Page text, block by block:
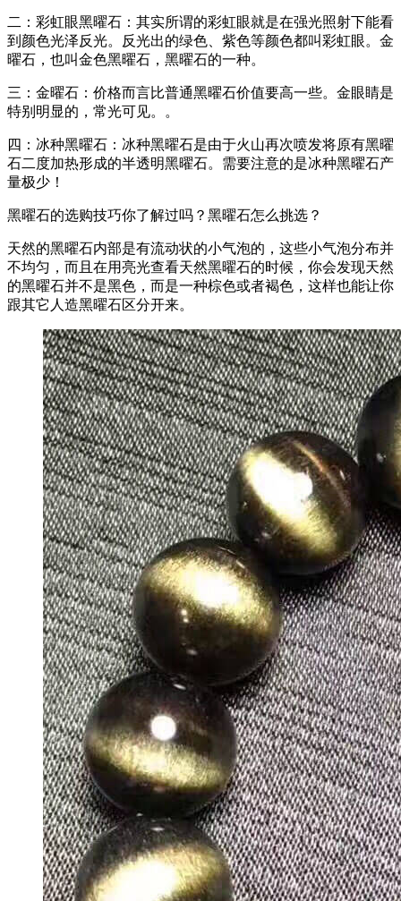
二：彩虹眼黑曜石：其实所谓的彩虹眼就是在强光照射下能看
到颜色光泽反光。反光出的绿色、紫色等颜色都叫彩虹眼。金
曜石，也叫金色黑曜石，黑曜石的一种。
三：金曜石：价格而言比普通黑曜石价值要高一些。金眼睛是
特别明显的，常光可见。。
四：冰种黑曜石：冰种黑曜石是由于火山再次喷发将原有黑曜
石二度加热形成的半透明黑曜石。需要注意的是冰种黑曜石产
量极少！
黑曜石的选购技巧你了解过吗？黑曜石怎么挑选？
天然的黑曜石内部是有流动状的小气泡的，这些小气泡分布并
不均匀，而且在用亮光查看天然黑曜石的时候，你会发现天然
的黑曜石并不是黑色，而是一种棕色或者褐色，这样也能让你
跟其它人造黑曜石区分开来。